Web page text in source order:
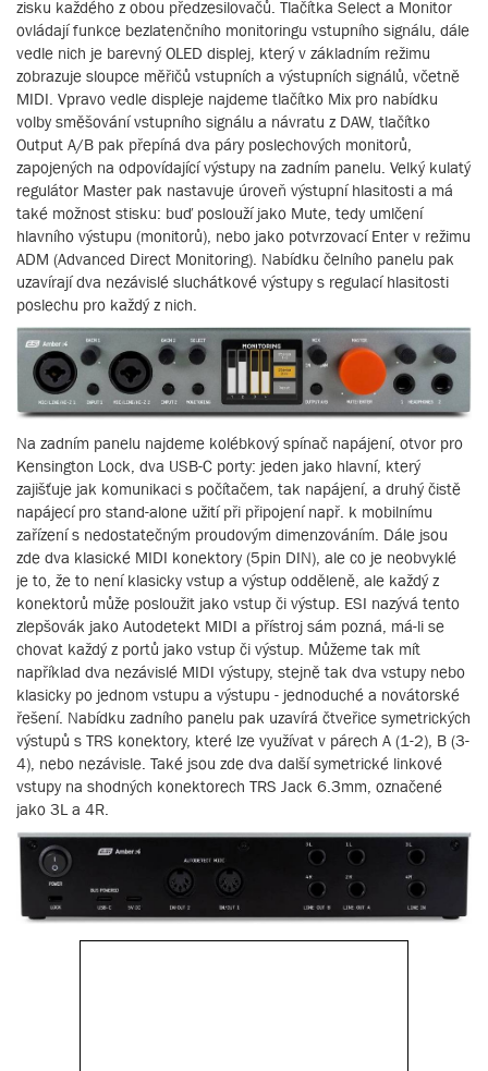
zisku každého z obou předzesilovačů. Tlačítka Select a Monitor
ovládají funkce bezlatenčního monitoringu vstupního signálu, dále
vedle nich je barevný OLED displej, který v základním režimu
zobrazuje sloupce měřičů vstupních a výstupních signálů, včetně
MIDI. Vpravo vedle displeje najdeme tlačítko Mix pro nabídku
volby směšování vstupního signálu a návratu z DAW, tlačítko
Output A/B pak přepíná dva páry poslechových monitorů,
zapojených na odpovídající výstupy na zadním panelu. Velký kulatý
regulátor Master pak nastavuje úroveň výstupní hlasitosti a má
také možnost stisku: buď poslouží jako Mute, tedy umlčení
hlavního výstupu (monitorů), nebo jako potvrzovací Enter v režimu
ADM (Advanced Direct Monitoring). Nabídku čelního panelu pak
uzavírají dva nezávislé sluchátkové výstupy s regulací hlasitosti
poslechu pro každý z nich.
Na zadním panelu najdeme kolébkový spínač napájení, otvor pro
Kensington Lock, dva USB-C porty: jeden jako hlavní, který
zajišťuje jak komunikaci s počítačem, tak napájení, a druhý čistě
napájecí pro stand-alone užití při připojení např. k mobilnímu
zařízení s nedostatečným proudovým dimenzováním. Dále jsou
zde dva klasické MIDI konektory (5pin DIN), ale co je neobvyklé
je to, že to není klasicky vstup a výstup odděleně, ale každý z
konektorů může posloužit jako vstup či výstup. ESI nazývá tento
zlepšovák jako Autodetekt MIDI a přístroj sám pozná, má-li se
chovat každý z portů jako vstup či výstup. Můžeme tak mít
například dva nezávislé MIDI výstupy, stejně tak dva vstupy nebo
klasicky po jednom vstupu a výstupu - jednoduché a novátorské
řešení. Nabídku zadního panelu pak uzavírá čtveřice symetrických
výstupů s TRS konektory, které lze využívat v párech A (1-2), B (3-
4), nebo nezávisle. Také jsou zde dva další symetrické linkové
vstupy na shodných konektorech TRS Jack 6.3mm, označené
jako 3L a 4R.